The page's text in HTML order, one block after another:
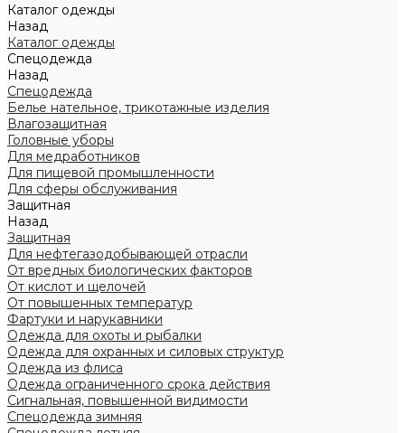
Каталог одежды
Назад
Каталог одежды
Спецодежда
Назад
Спецодежда
Белье нательное, трикотажные изделия
Влагозащитная
Головные уборы
Для медработников
Для пищевой промышленности
Для сферы обслуживания
Защитная
Назад
Защитная
Для нефтегазодобывающей отрасли
От вредных биологических факторов
От кислот и щелочей
От повышенных температур
Фартуки и нарукавники
Одежда для охоты и рыбалки
Одежда для охранных и силовых структур
Одежда из флиса
Одежда ограниченного срока действия
Сигнальная, повышенной видимости
Спецодежда зимняя